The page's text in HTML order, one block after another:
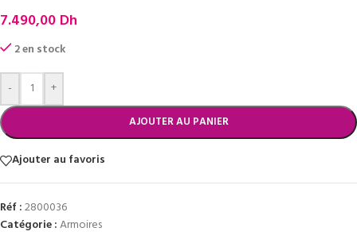
7.490,00 Dh
2 en stock
- +
AJOUTER AU PANIER
Ajouter au favoris
Réf :2800036
Catégorie :Armoires